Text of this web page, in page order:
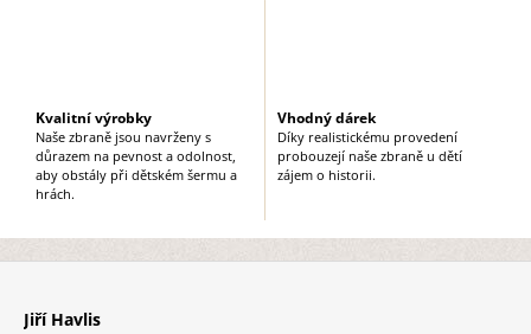
Kvalitní výrobky
Naše zbraně jsou navrženy s
důrazem na pevnost a odolnost,
aby obstály při dětském šermu a
hrách.
Vhodný dárek
Díky realistickému provedení
probouzejí naše zbraně u dětí
zájem o historii.
Z
Jiří Havlis